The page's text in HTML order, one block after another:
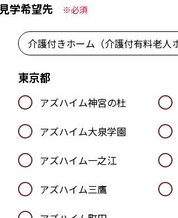
見学希望先 ※必須
介護付きホーム（介護付有料老人
東京都
アズハイム神宮の杜
アズハイム大泉学園
アズハイム一之江
アズハイム三鷹